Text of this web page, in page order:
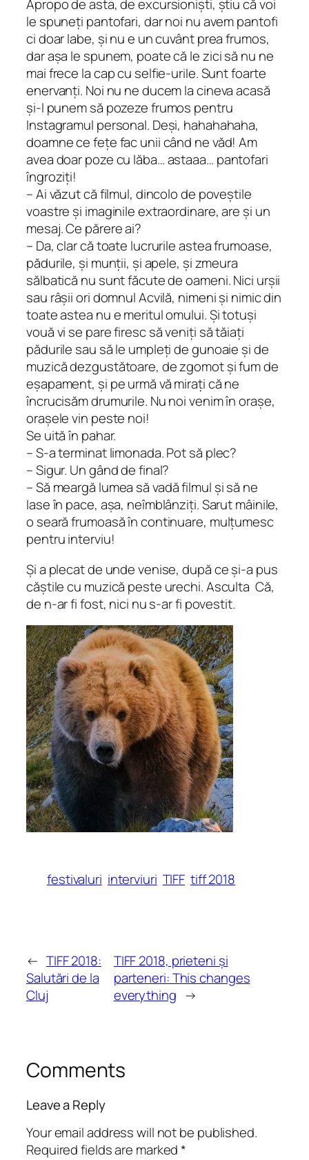
Apropo de asta, de excursioniști, știu că voi
le spuneți pantofari, dar noi nu avem pantofi
ci doar labe, și nu e un cuvânt prea frumos,
dar așa le spunem, poate că le zici să nu ne
mai frece la cap cu selfie-urile. Sunt foarte
enervanți. Noi nu ne ducem la cineva acasă
și-l punem să pozeze frumos pentru
Instagramul personal. Deși, hahahahaha,
doamne ce fețe fac unii când ne văd! Am
avea doar poze cu lăba… astaaa… pantofari
îngroziți!
– Ai văzut că filmul, dincolo de poveștile
voastre și imaginile extraordinare, are și un
mesaj. Ce părere ai?
– Da, clar că toate lucrurile astea frumoase,
pădurile, și munții, și apele, și zmeura
sălbatică nu sunt făcute de oameni. Nici urșii
sau râșii ori domnul Acvilă, nimeni și nimic din
toate astea nu e meritul omului. Și totuși
vouă vi se pare firesc să veniți să tăiați
pădurile sau să le umpleți de gunoaie și de
muzică dezgustătoare, de zgomot și fum de
eșapament, și pe urmă vă mirați că ne
încrucisăm drumurile. Nu noi venim în orașe,
orașele vin peste noi!
Se uită în pahar.
– S-a terminat limonada. Pot să plec?
– Sigur. Un gând de final?
– Să meargă lumea să vadă filmul și să ne
lase în pace, așa, neîmblânziți. Sarut mâinile,
o seară frumoasă în continuare, mulțumesc
pentru interviu!
Și a plecat de unde venise, după ce și-a pus
căștile cu muzică peste urechi. Asculta Că,
de n-ar fi fost, nici nu s-ar fi povestit.
festivaluri interviuri TIFF tiff 2018
← TIFF 2018:
Salutări de la
Cluj
TIFF 2018, prieteni și
parteneri: This changes
everything →
Comments
Leave a Reply
Your email address will not be published.
Required fields are marked*